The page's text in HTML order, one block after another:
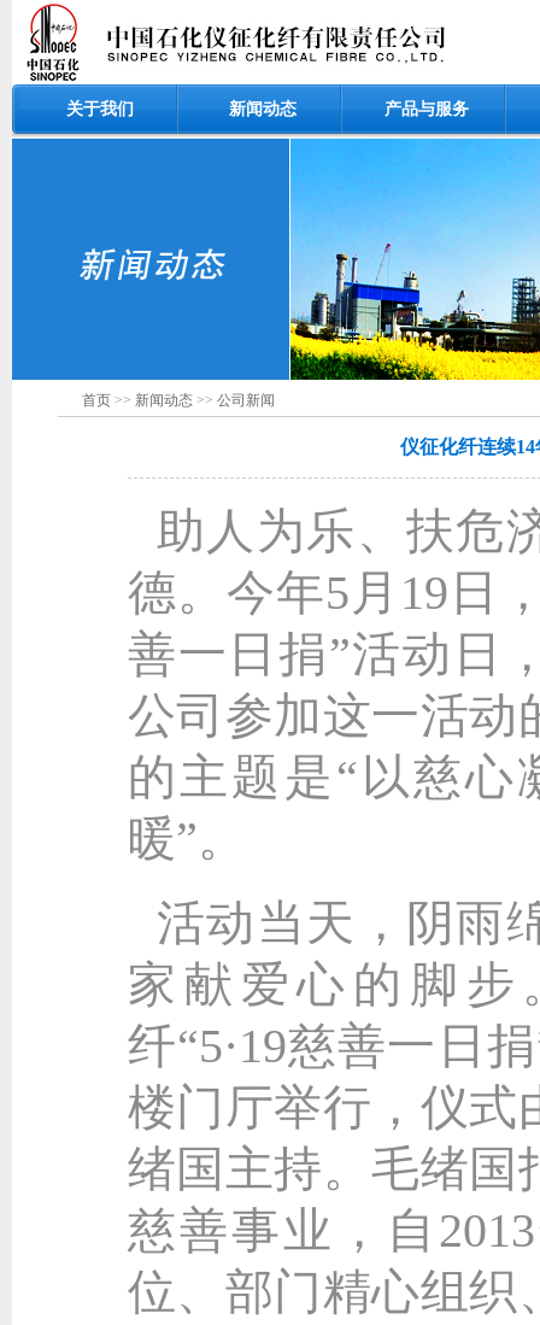
关于我们 新闻动态 产品与服务
首页 >> 新闻动态 >> 公司新闻
仪征化纤连续14
助人为乐、扶危
德。今年5月19日
善一日捐”活动日
公司参加这一活动
的主题是“以慈心
暖”。
活动当天，阴雨
家献爱心的脚步
纤“5·19慈善一日
楼门厅举行，仪式
绪国主持。毛绪国
慈善事业，自
位、部门精心组织